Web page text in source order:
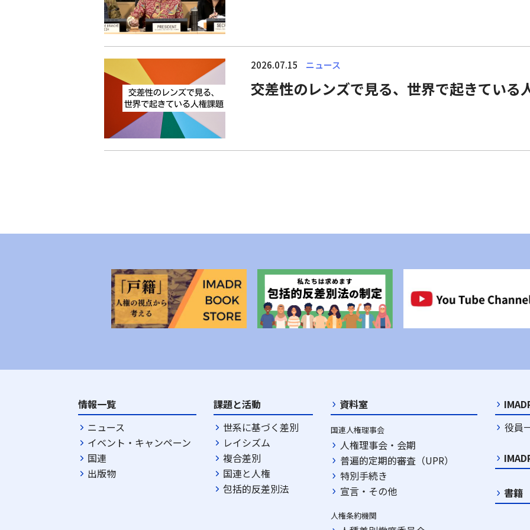
2026.07.15 ニュース
交差性のレンズで見る、世界で起きている
情報一覧
ニュース
イベント・キャンペーン
国連
出版物
課題と活動
世系に基づく差別
レイシズム
複合差別
国連と人権
包括的反差別法
資料室
国連人権理事会
人権理事会・会期
普遍的定期的審査（UPR）
特別手続き
宣言・その他
人権条約機関
役員
書籍